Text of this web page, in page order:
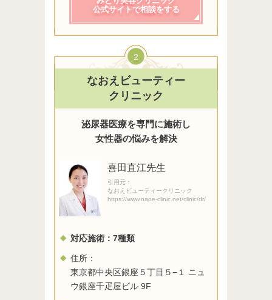
公式サイトで相談をする
2
なおえビューティー
クリニック
泌尿器医療を専門に施術し
女性器の悩みを解決
喜田直江先生
引用元：
なおえビューティークリニック
https://www.naoe-clinic.net/clinic/dr/
対応施術： 7種類
住所：
東京都中央区銀座５丁目５−１ ニュ
ウ銀座千疋屋ビル 9F